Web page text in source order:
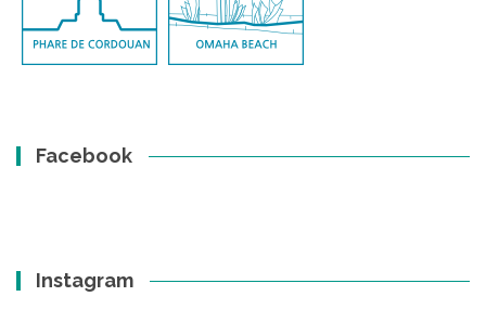
Facebook
Instagram